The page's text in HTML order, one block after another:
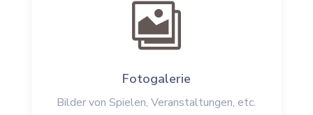

Fotogalerie
Bilder von Spielen, Veranstaltungen, etc.